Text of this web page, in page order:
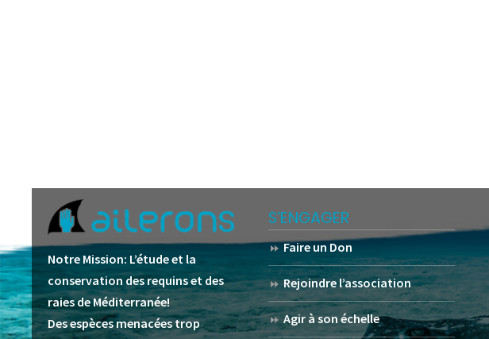
Notre Mission: L’étude et la
conservation des requins et des
raies de Méditerranée!
Des espèces menacées trop
S’ENGAGER
Faire un Don
Rejoindre l’association
Agir à son échelle